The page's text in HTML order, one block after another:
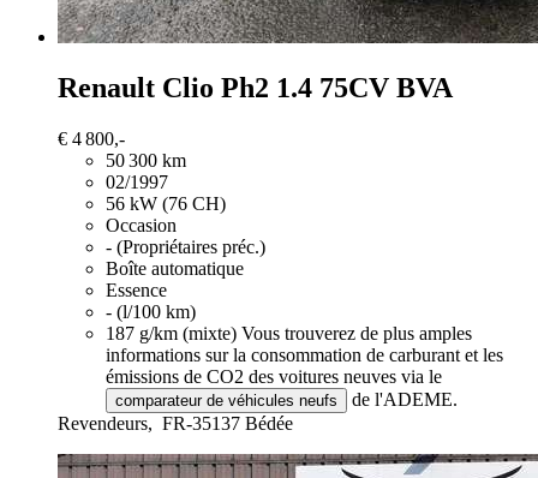
Renault Clio Ph2 1.4 75CV BVA
€ 4 800,-
50 300 km
02/1997
56 kW (76 CH)
Occasion
- (Propriétaires préc.)
Boîte automatique
Essence
- (l/100 km)
187 g/km (mixte) Vous trouverez de plus amples
informations sur la consommation de carburant et les
émissions de CO2 des voitures neuves via le
comparateur de véhicules neufs
de l'ADEME.
Revendeurs, FR-35137 Bédée